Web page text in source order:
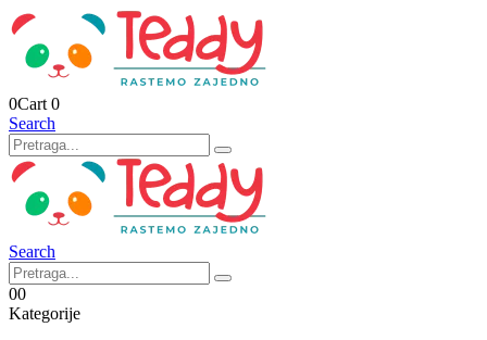
0Cart 0
Search
Search
00
Kategorije